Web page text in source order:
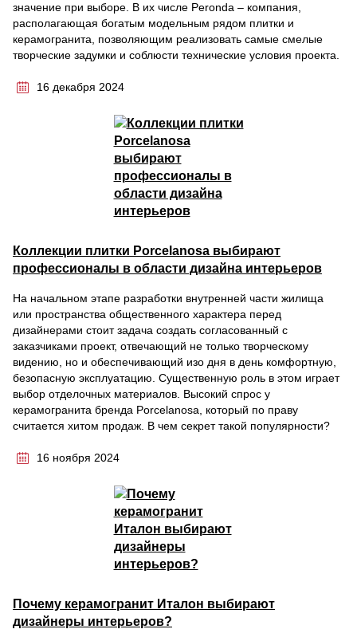
значение при выборе. В их числе Peronda – компания,
располагающая богатым модельным рядом плитки и
керамогранита, позволяющим реализовать самые смелые
творческие задумки и соблюсти технические условия проекта.
16 декабря 2024
Коллекции плитки Porcelanosa выбирают
профессионалы в области дизайна интерьеров
На начальном этапе разработки внутренней части жилища
или пространства общественного характера перед
дизайнерами стоит задача создать согласованный с
заказчиками проект, отвечающий не только творческому
видению, но и обеспечивающий изо дня в день комфортную,
безопасную эксплуатацию. Существенную роль в этом играет
выбор отделочных материалов. Высокий спрос у
керамогранита бренда Porcelanosa, который по праву
считается хитом продаж. В чем секрет такой популярности?
16 ноября 2024
Почему керамогранит Италон выбирают
дизайнеры интерьеров?